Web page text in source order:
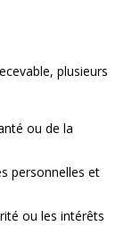
plusieurs
ou de la
personnelles et
ou les intérêts